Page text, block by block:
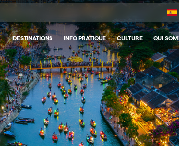
DESTINATIONS INFO PRATIQUE CULTURE QUI